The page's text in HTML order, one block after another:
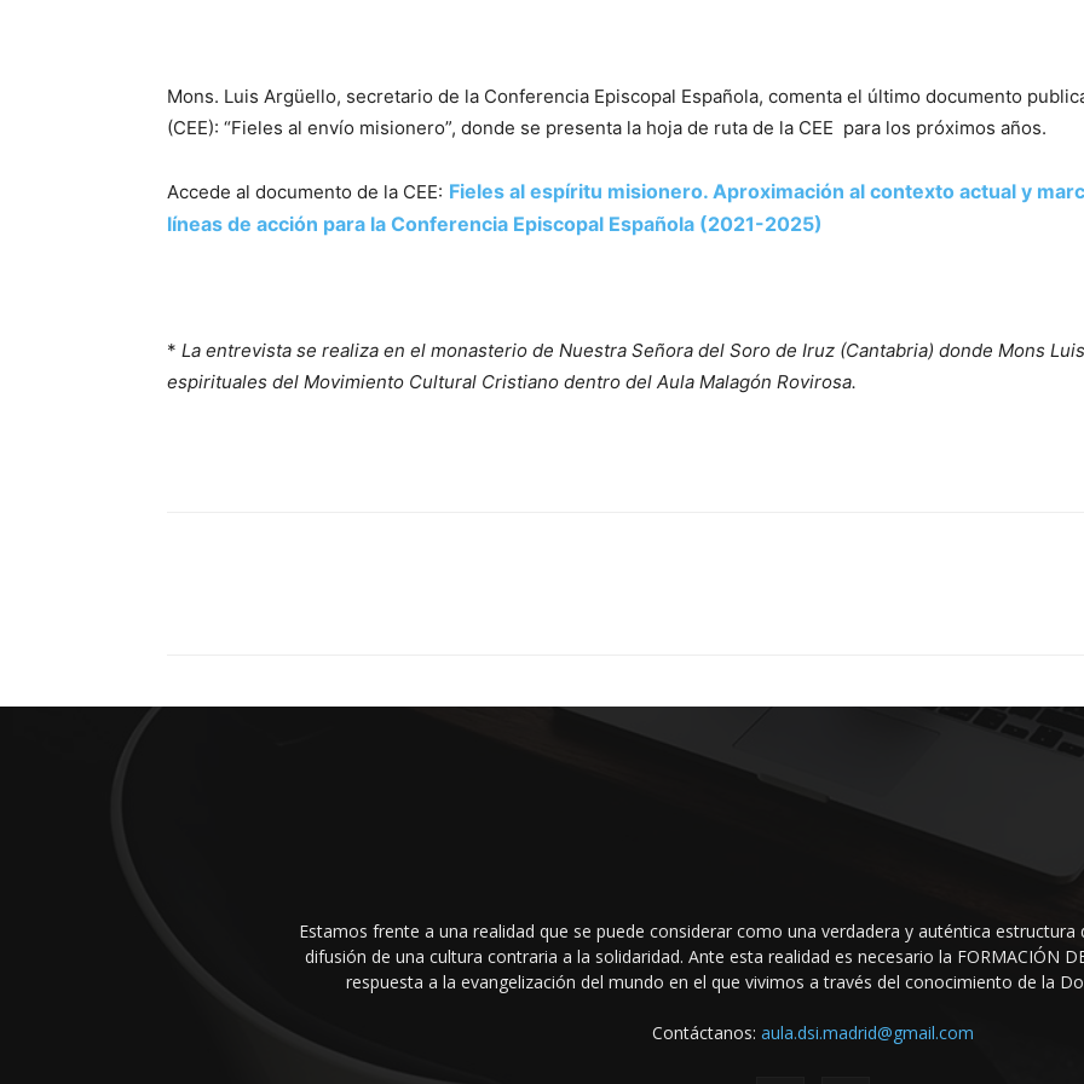
Mons. Luis Argüello, secretario de la Conferencia Episcopal Española, comenta el último documento
(CEE): “Fieles al envío misionero”, donde se presenta la hoja de ruta de la CEE para los próximos años.
Accede al documento de la CEE: Fieles al espíritu misionero. Aproximación al contexto actual y
líneas de acción para la Conferencia Episcopal Española (2021-2025)
* La entrevista se realiza en el monasterio de Nuestra Señora del Soro de Iruz (Cantabria) donde Mons
espirituales del Movimiento Cultural Cristiano dentro del Aula Malagón Rovirosa.
Estamos frente a una realidad que se puede considerar como una verdadera y auténtica
difusión de una cultura contraria a la solidaridad. Ante esta realidad es necesario la FORMACIÓN
respuesta a la evangelización del mundo en el que vivi­mos a través del conocimiento de la
Contáctanos: aula.dsi.madrid@gmail.com